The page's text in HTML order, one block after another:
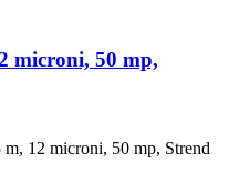
microni, 50 mp,
12 microni, 50 mp, Strend